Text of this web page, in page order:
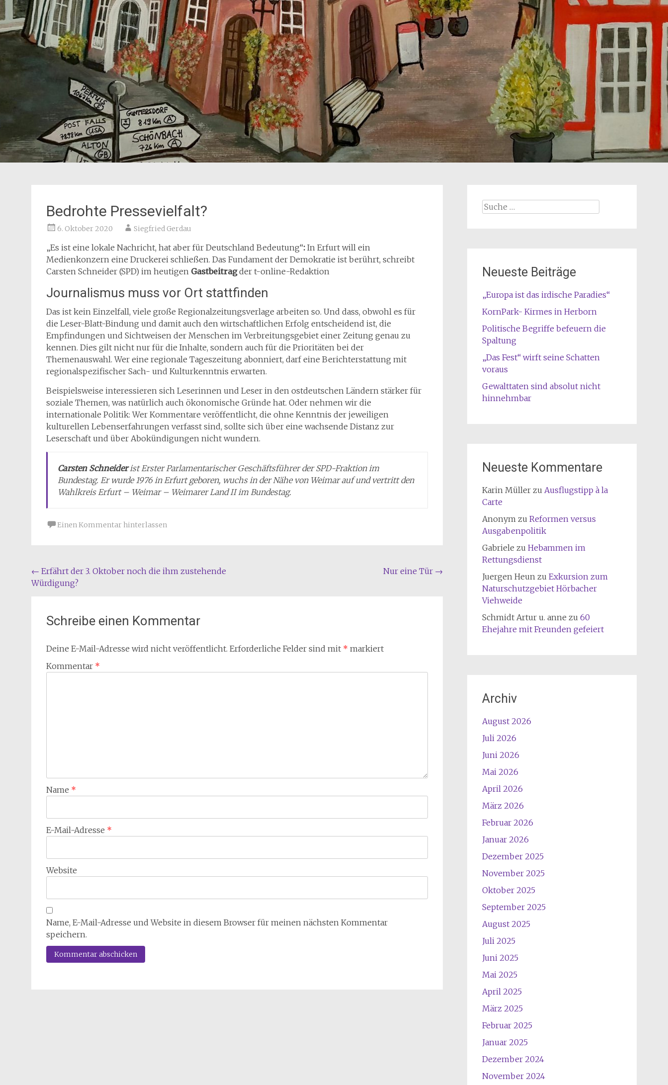
Bedrohte Pressevielfalt?
6. Oktober 2020 Siegfried Gerdau
„Es ist eine lokale Nachricht, hat aber für Deutschland Bedeutung“: In Erfurt will ein
Medienkonzern eine Druckerei schließen. Das Fundament der Demokratie ist berührt, schreibt
Carsten Schneider (SPD) im heutigen Gastbeitragder t-online-Redaktion
Journalismus muss vor Ort stattfinden
Das ist kein Einzelfall, viele große Regionalzeitungsverlage arbeiten so. Und dass, obwohl es für
die Leser-Blatt-Bindung und damit auch den wirtschaftlichen Erfolg entscheidend ist, die
Empfindungen und Sichtweisen der Menschen im Verbreitungsgebiet einer Zeitung genau zu
kennen. Dies gilt nicht nur für die Inhalte, sondern auch für die Prioritäten bei der
Themenauswahl. Wer eine regionale Tageszeitung abonniert, darf eine Berichterstattung mit
regionalspezifischer Sach- und Kulturkenntnis erwarten.
Beispielsweise interessieren sich Leserinnen und Leser in den ostdeutschen Ländern stärker für
soziale Themen, was natürlich auch ökonomische Gründe hat. Oder nehmen wir die
internationale Politik: Wer Kommentare veröffentlicht, die ohne Kenntnis der jeweiligen
kulturellen Lebenserfahrungen verfasst sind, sollte sich über eine wachsende Distanz zur
Leserschaft und über Abokündigungen nicht wundern.
Carsten Schneiderist Erster Parlamentarischer Geschäftsführer der SPD-Fraktion im
Bundestag. Er wurde 1976 in Erfurt geboren, wuchs in der Nähe von Weimar auf und vertritt den
Wahlkreis Erfurt – Weimar – Weimarer Land II im Bundestag.
Einen Kommentar hinterlassen
Beitragsnavigation
← Erfährt der 3. Oktober noch die ihm zustehende
Würdigung?
Nur eine Tür →
Schreibe einen Kommentar
Deine E-Mail-Adresse wird nicht veröffentlicht. Erforderliche Felder sind mit * markiert
Kommentar *
Name *
E-Mail-Adresse *
Website
Name, E-Mail-Adresse und Website in diesem Browser für meinen nächsten Kommentar
speichern.
Suche
Neueste Beiträge
„Europa ist das irdische Paradies“
KornPark- Kirmes in Herborn
Politische Begriffe befeuern die
Spaltung
„Das Fest“ wirft seine Schatten
voraus
Gewalttaten sind absolut nicht
hinnehmbar
Neueste Kommentare
Karin Müllerzu Ausflugstipp à la
Carte
Anonymzu Reformen versus
Ausgabenpolitik
Gabriele zu Hebammen im
Rettungsdienst
Juergen Heunzu Exkursion zum
Naturschutzgebiet Hörbacher
Viehweide
Schmidt Artur u. anne zu 60
Ehejahre mit Freunden gefeiert
Archiv
August 2026
Juli 2026
Juni 2026
Mai 2026
April 2026
März 2026
Februar 2026
Januar 2026
Dezember 2025
November 2025
Oktober 2025
September 2025
August 2025
Juli 2025
Juni 2025
Mai 2025
April 2025
März 2025
Februar 2025
Januar 2025
Dezember 2024
November 2024